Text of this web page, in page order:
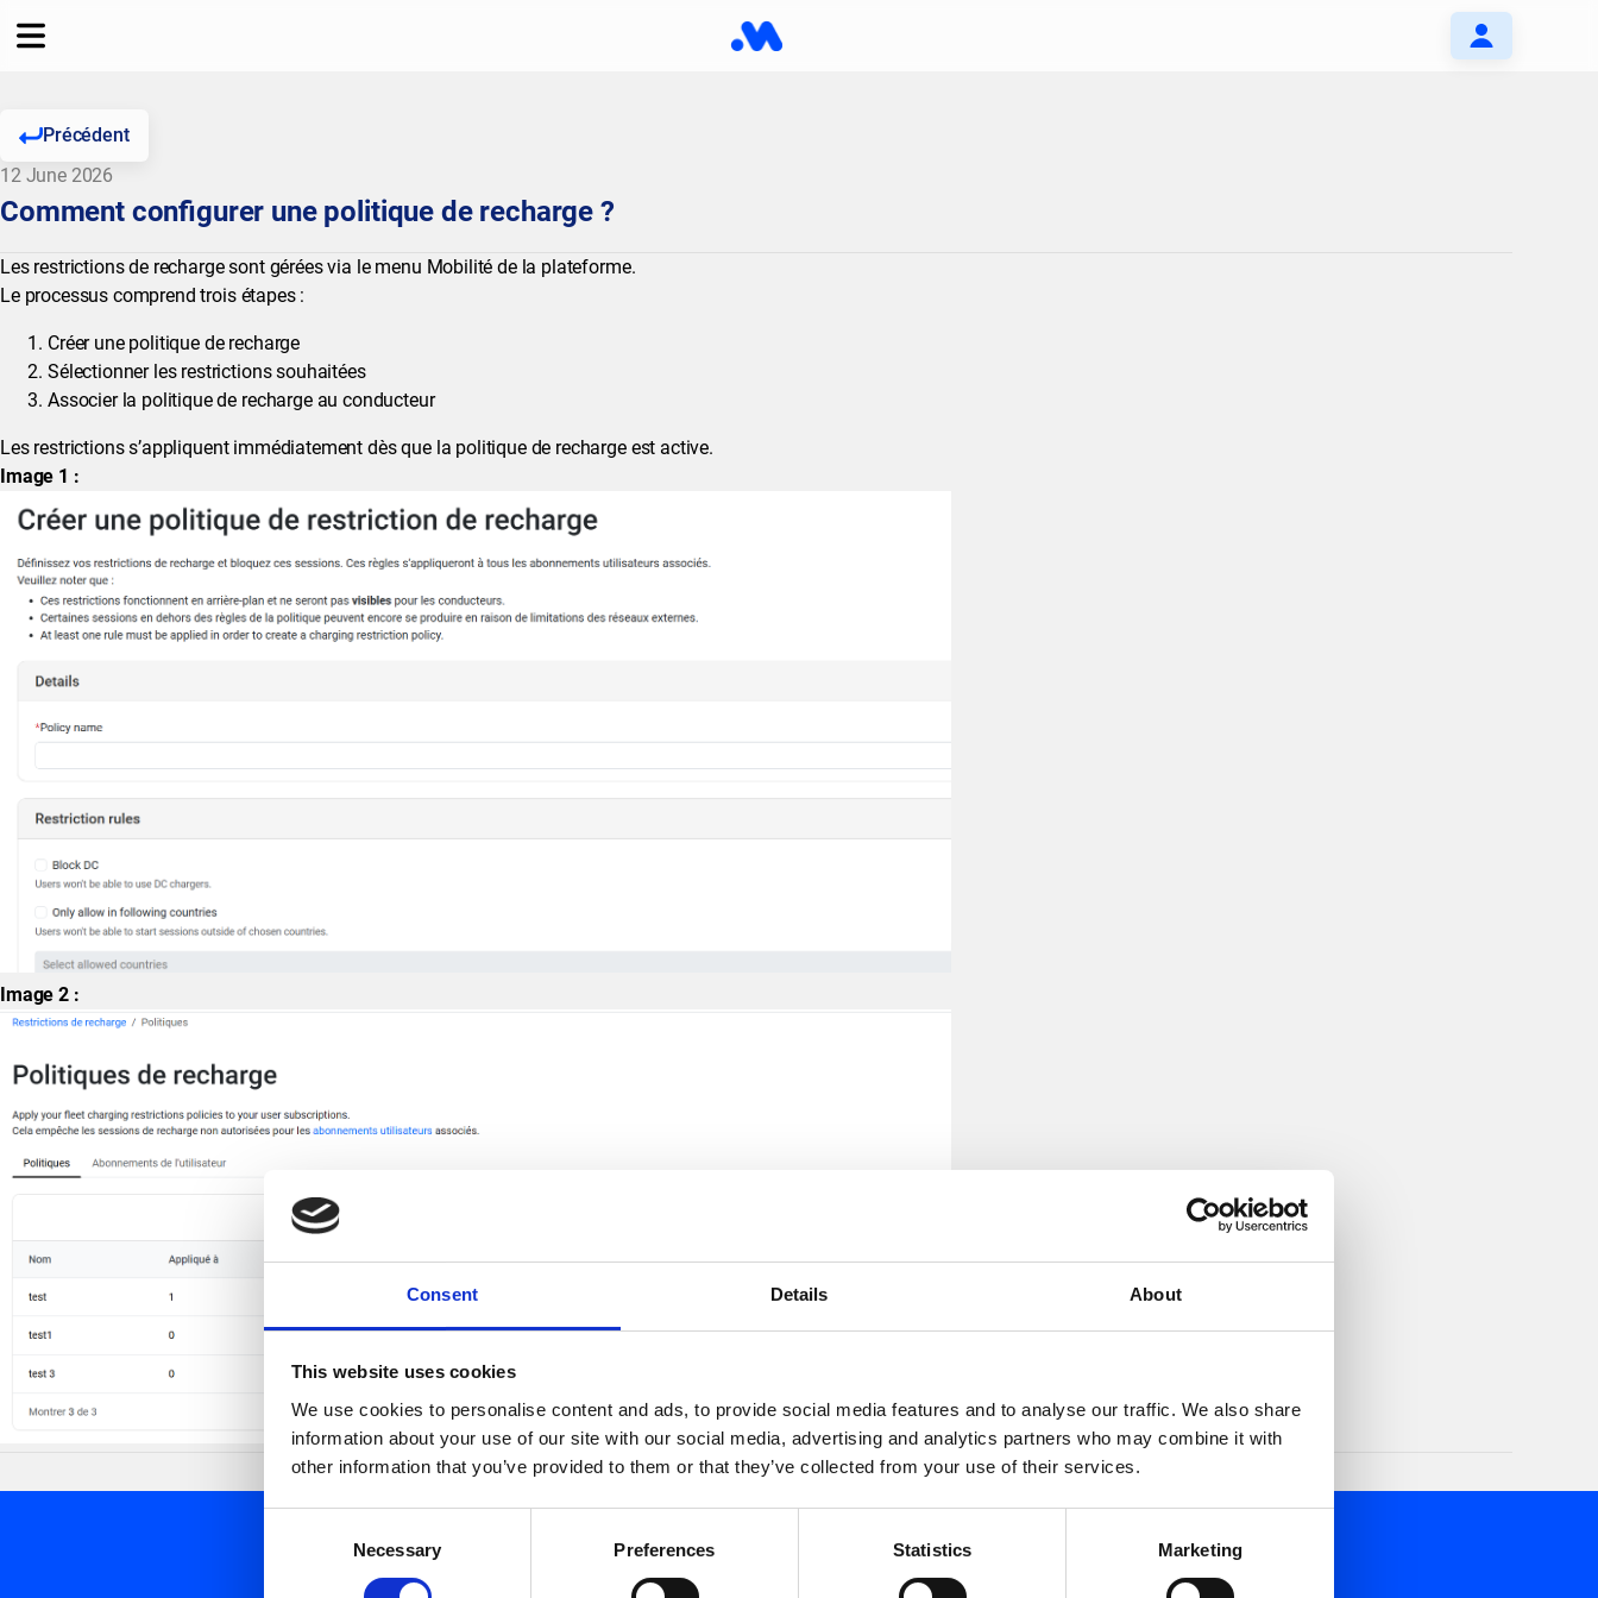
Consent Details About
This website uses cookies
We use cookies to personalise content and ads, to provide social media features and to analyse our traffic. We also share
information about your use of our site with our social media, advertising and analytics partners who may combine it with
other information that you’ve provided to them or that they’ve collected from your use of their services.
Necessary Preferences Statistics Marketing
Précédent
12 June 2026
Comment configurer une politique de recharge ?
Les restrictions de recharge sont gérées via le menu Mobilité de la plateforme.
Le processus comprend trois étapes :
Créer une politique de recharge
Sélectionner les restrictions souhaitées
Associer la politique de recharge au conducteur
Les restrictions s’appliquent immédiatement dès que la politique de recharge est active.
Image 1 :
Image 2 :